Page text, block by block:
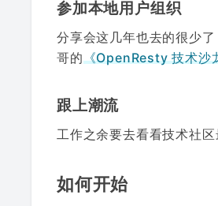
参加本地用户组织
分享会这几年也去的很少
哥的《OpenResty 技术沙
跟上潮流
工作之余要去看看技术社
如何开始